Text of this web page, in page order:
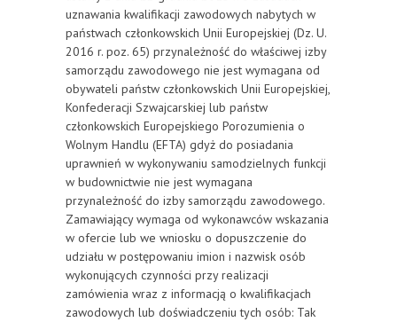
uznawania kwalifikacji zawodowych nabytych w
państwach członkowskich Unii Europejskiej (Dz. U.
2016 r. poz. 65) przynależność do właściwej izby
samorządu zawodowego nie jest wymagana od
obywateli państw członkowskich Unii Europejskiej,
Konfederacji Szwajcarskiej lub państw
członkowskich Europejskiego Porozumienia o
Wolnym Handlu (EFTA) gdyż do posiadania
uprawnień w wykonywaniu samodzielnych funkcji
w budownictwie nie jest wymagana
przynależność do izby samorządu zawodowego.
Zamawiający wymaga od wykonawców wskazania
w ofercie lub we wniosku o dopuszczenie do
udziału w postępowaniu imion i nazwisk osób
wykonujących czynności przy realizacji
zamówienia wraz z informacją o kwalifikacjach
zawodowych lub doświadczeniu tych osób: Tak